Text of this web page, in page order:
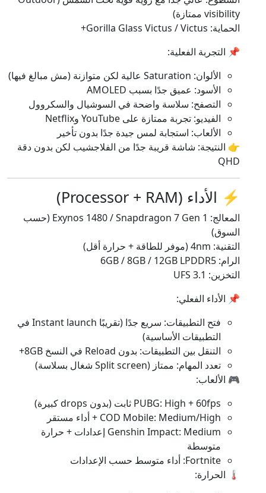
visibility ممتازة)
الحماية: Gorilla Glass Victus / Victus+
📌 التجربة الفعلية:
الألوان: Saturation عالية لكن متوازنة (مش مبالغ فيها)
الأسود: عميق جدًا بسبب AMOLED
التصفح: سلاسة واضحة في السوشيال والسكروول
الفيديو: تجربة ممتازة على YouTube وNetflix
الألعاب: استجابة لمس جيدة جدًا بدون تأخير
👉 النتيجة: شاشة قريبة جدًا من الفلاجشيب لكن بدون دقة
QHD
⚡ الأداء (Processor + RAM)
المعالج: Exynos 1480 / Snapdragon 7 Gen 1 (حسب
السوق)
التقنية: 4nm (موفر للطاقة + حرارة أقل)
الرام: 6GB / 8GB / 12GB LPDDR5
التخزين: UFS 3.1
📌 الأداء الفعلي:
فتح التطبيقات: سريع جدًا (تقريبًا Instant launch في
التطبيقات الأساسية)
التنقل بين التطبيقات: بدون Reload في النسخ 8GB+
تعدد المهام: ممتاز (Split screen شغال بسلاسة)
🎮 الألعاب:
PUBG: High + 60fps ثابت (بدون drops كبيرة)
COD Mobile: Medium/High + أداء مستقر
Genshin Impact: Medium إعدادات + حرارة
متوسطة
Fortnite: أداء متوسط حسب الإعدادات
🌡️ الحرارة: